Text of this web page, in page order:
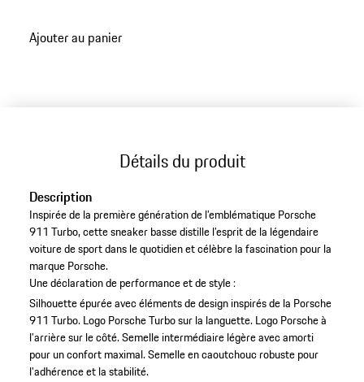
variantes
Ajouter au panier
Détails du produit
Description
Inspirée de la première génération de l’emblématique Porsche
911 Turbo, cette sneaker basse distille l’esprit de la légendaire
voiture de sport dans le quotidien et célèbre la fascination pour la
marque Porsche.
Une déclaration de performance et de style :
Silhouette épurée avec éléments de design inspirés de la Porsche
911 Turbo. Logo Porsche Turbo sur la languette. Logo Porsche à
l’arrière sur le côté.Semelle intermédiaire légère avec amorti
pour un confort maximal.Semelle en caoutchouc robuste pour
l’adhérence et la stabilité.